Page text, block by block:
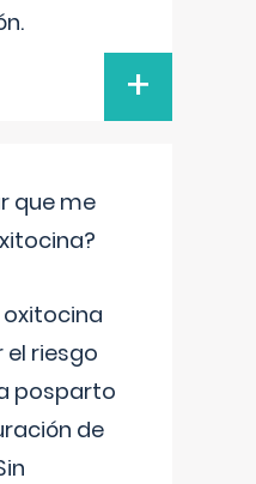
+
que me
riesgo
posparto
de